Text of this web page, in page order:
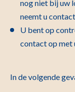
nog niet bij uw
neemt u
U bent op
contact op met
In de volgende